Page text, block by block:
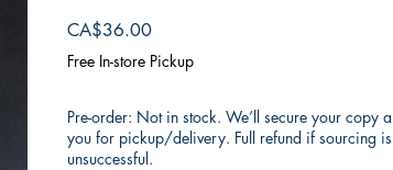
CA$36.00Price
Free In-store Pickup
Pre-order: Not in stock. We’ll secure your copy
you for pickup/delivery. Full refund if sourcing is
unsuccessful.